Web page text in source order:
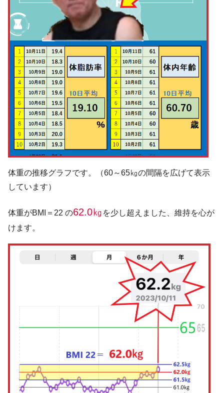
体重の推移グラフです。（60～65㎏の間隔を広げて表示
しています）
体重がBMI＝22 の62.0㎏ を少し超えました、維持を心が
けます。